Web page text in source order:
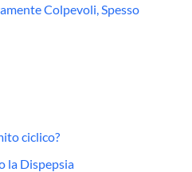
Colpevoli, Spesso
ciclico?
la Dispepsia